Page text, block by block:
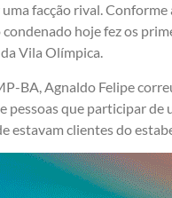
facção rival. Conforme
hoje fez os
Vila Olímpica.
BA, Agnaldo Felipe
pessoas que participar de
estavam clientes do